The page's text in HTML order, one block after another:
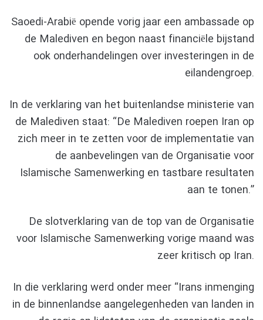
Saoedi-Arabië opende vorig jaar een ambassade op
de Malediven en begon naast financiële bijstand
ook onderhandelingen over investeringen in de
eilandengroep.
In de verklaring van het buitenlandse ministerie van
de Malediven staat: “De Malediven roepen Iran op
zich meer in te zetten voor de implementatie van
de aanbevelingen van de Organisatie voor
Islamische Samenwerking en tastbare resultaten
aan te tonen.”
De slotverklaring van de top van de Organisatie
voor Islamische Samenwerking vorige maand was
zeer kritisch op Iran.
In die verklaring werd onder meer “Irans inmenging
in de binnenlandse aangelegenheden van landen in